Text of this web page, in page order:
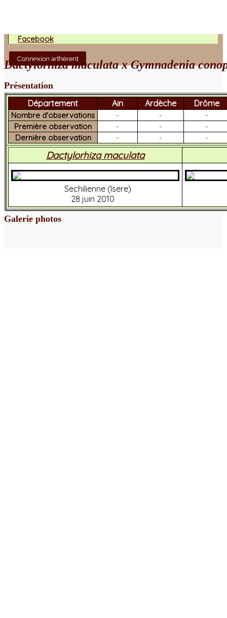
Facebook
Connexion adhérent
Dactylorhiza maculata x Gymnadenia
Présentation
Département
Ain Ardèche Drôme
Nombre d'observations - -
-
Première observation
- -
-
Dernière observation
- - -
Dactylorhiza maculata
Sechilienne (Isere)
28 juin 2010
Galerie photos